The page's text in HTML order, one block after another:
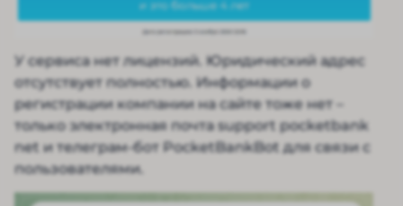
У сервиса нет лицензий. Юридический адрес
отсутствует полностью. Информации о
регистрации компании на сайте тоже нет –
только электронная почта support pocketbank
net и телеграм-бот PocketBankBot для связи с
пользователями.